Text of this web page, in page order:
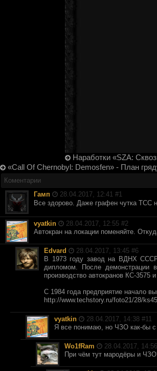
Наработки «SZA:
«Call Of Chernobyl: Demosfen» - План
Коментарии
Гамп
28.04.2017, 12:41 #1
Все здорово. Даже графен чутка ТСС
vyatkin 28.04.2017, 12:55 #2
Автокран на локации поменяйте.
Edvard 28.04.2017, 13:45 #6
В 1973 году завод на ВДНХ СССР
дипломом. После демонстрации
производство автокранов КС-
С 1984 года предприятие начало
http://www.techstory.ru/foto21/28/
vyatkin 28.04.2017, 14:38 #11
Я все понимаю, но ЧЗО как-бы с
Wo1fRam 28.04.2017,
При чём тут мародёры и